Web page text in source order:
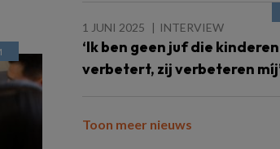
1 JUNI 2025 INTERVIEW
‘Ik ben geen juf die kinderen
verbetert, zij verbeteren
Toon meer nieuws